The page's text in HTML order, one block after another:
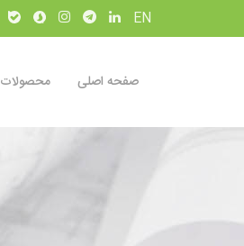
EN
صفحه اصلی محصولات